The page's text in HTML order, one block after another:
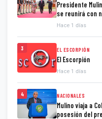
Presidente
Hace 1 días
3 EL ESCORPIÓN
El Escorpión
Hace 1 días
4 NACIONALES
Mulino viaja a
posesión del